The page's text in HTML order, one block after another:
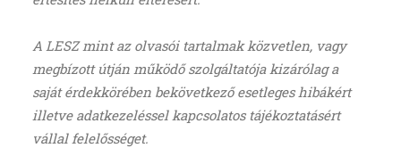
A LESZ mint az olvasói tartalmak közvetlen, vagy
megbízott útján működő szolgáltatója kizárólag a
saját érdekkörében bekövetkező esetleges hibákért
illetve adatkezeléssel kapcsolatos tájékoztatásért
vállal felelősséget.